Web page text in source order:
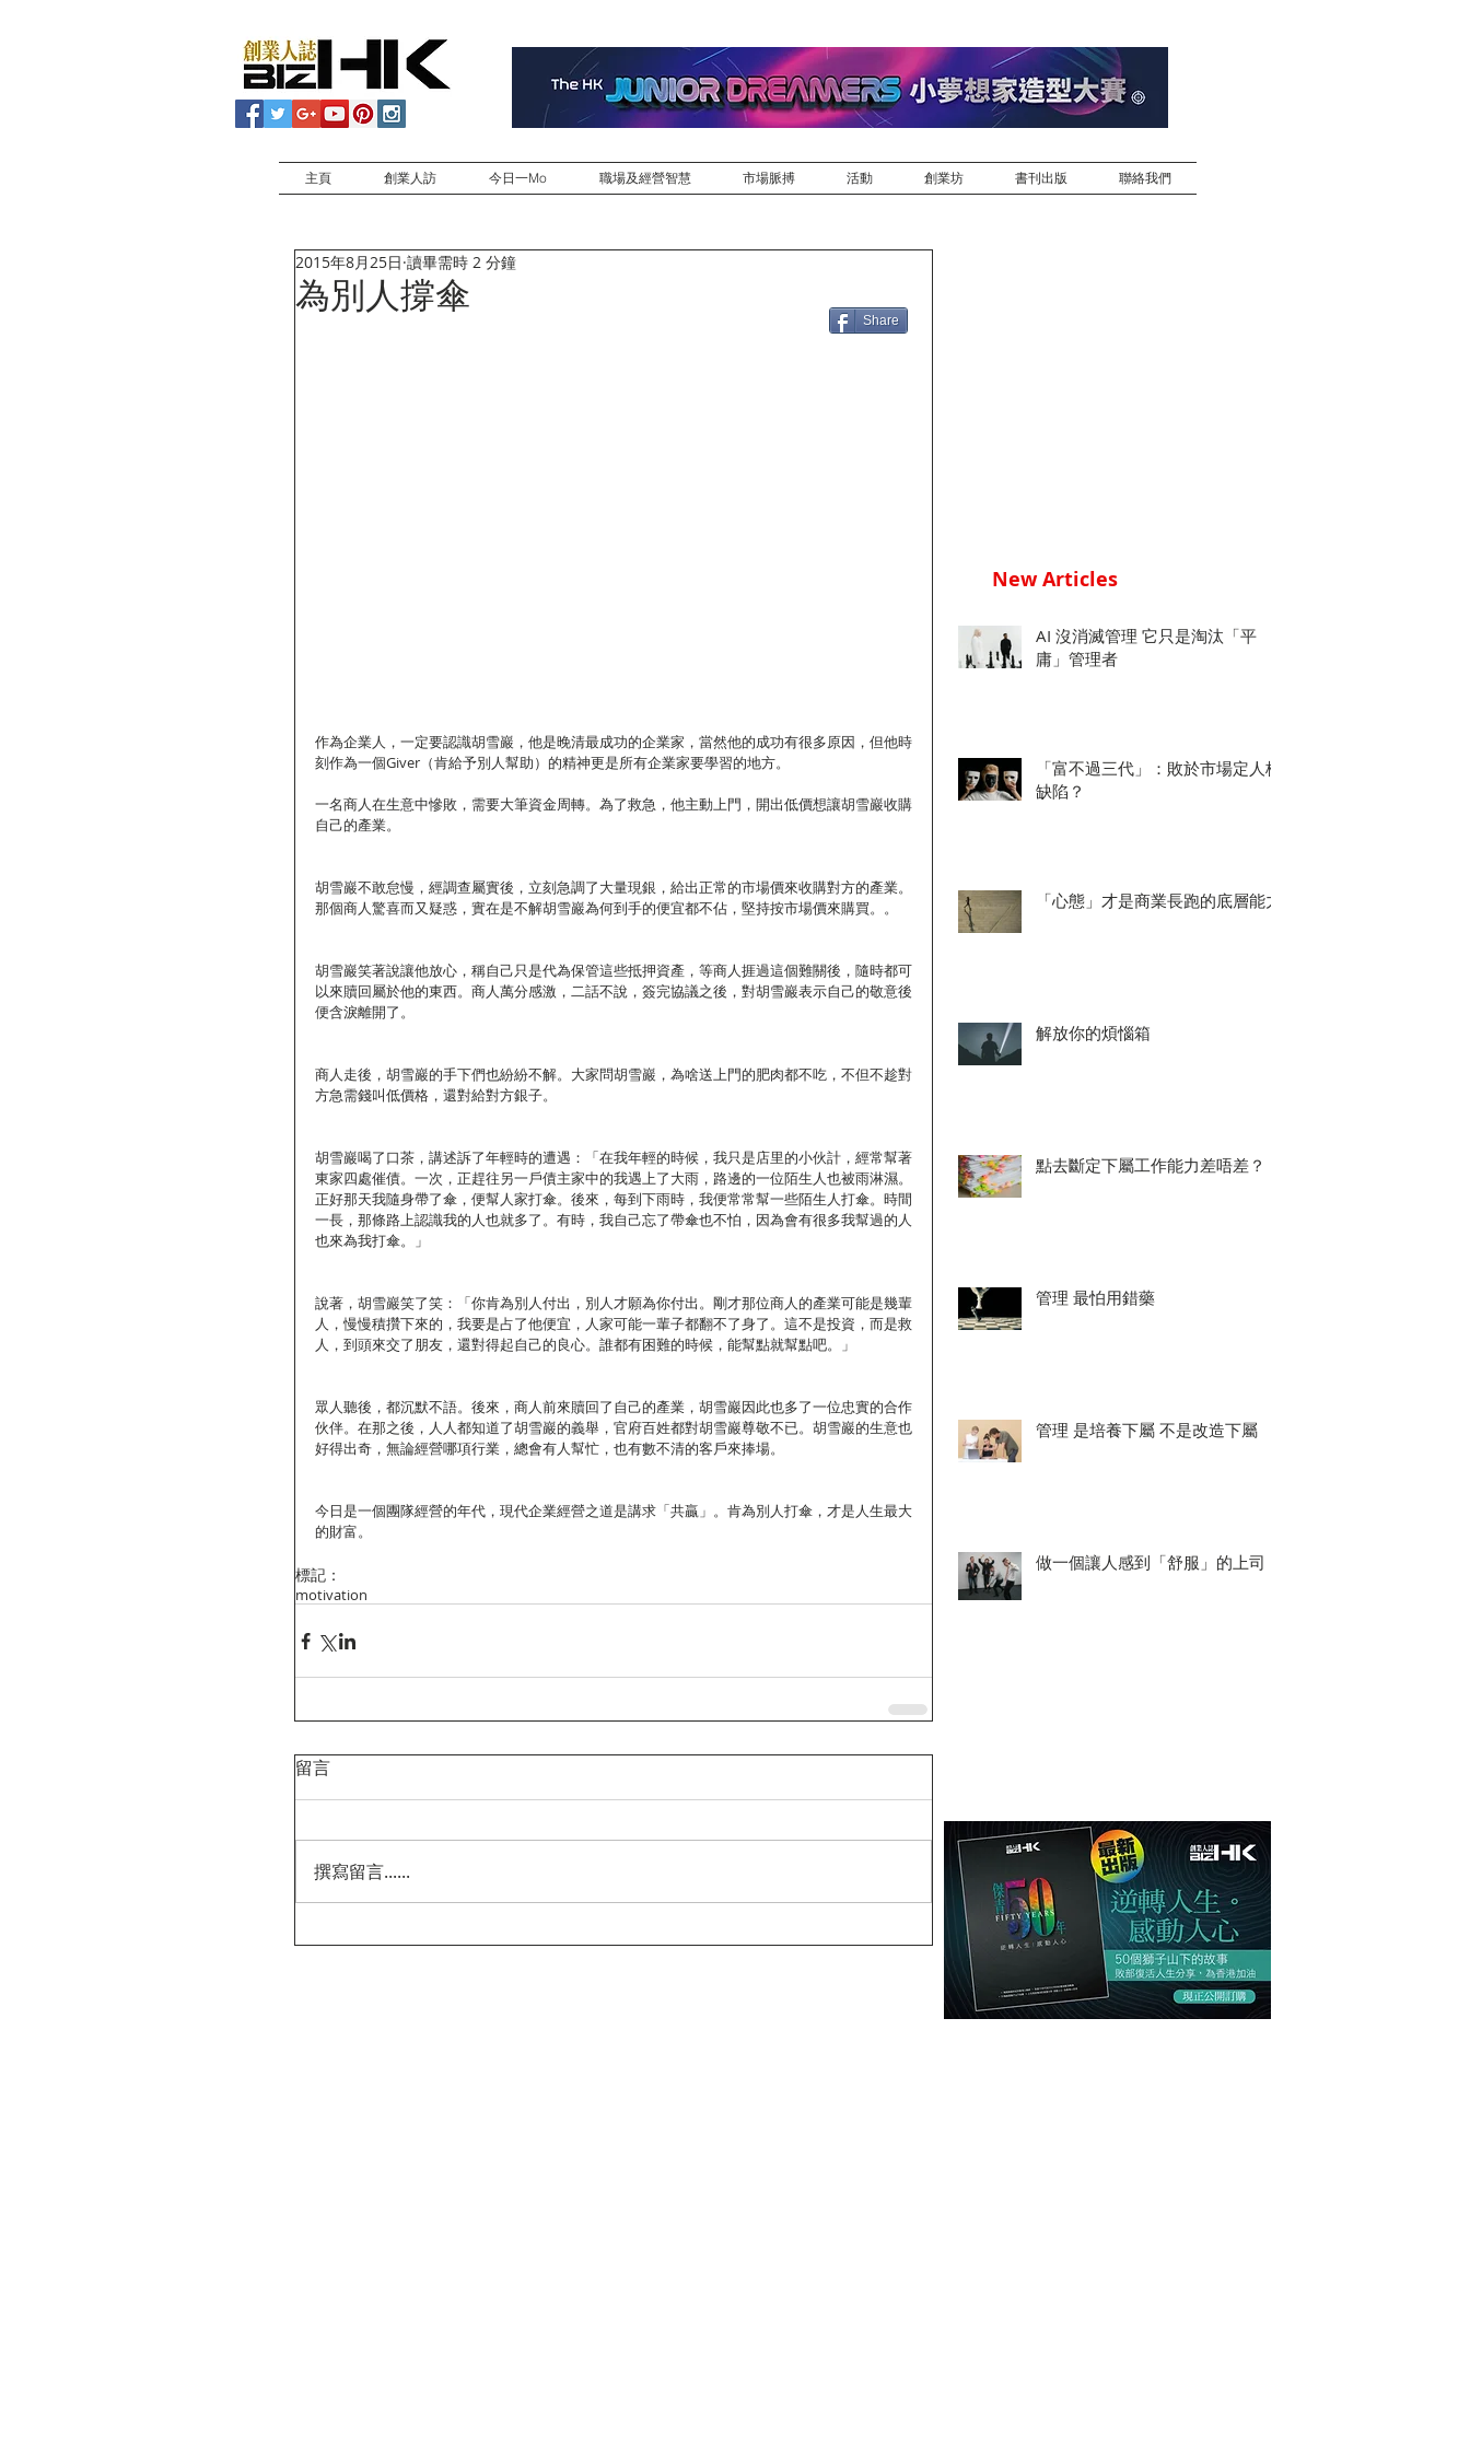
主頁 創業人訪 今日一Mo 職場及經營智慧 市場脈搏 活動 創業坊 書刊出版 聯絡我們
為別人撐傘
2015年8月25日 讀畢需時 2 分鐘
作為企業人，一定要認識胡雪巖，他是晚清最成功的企業家，當然他的成功有很多原因，但他時
刻作為一個Giver（肯給予別人幫助）的精神更是所有企業家要學習的地方。
一名商人在生意中慘敗，需要大筆資金周轉。為了救急，他主動上門，開出低價想讓胡雪巖收購
自己的產業。
胡雪巖不敢怠慢，經調查屬實後，立刻急調了大量現銀，給出正常的市場價來收購對方的產業。
那個商人驚喜而又疑惑，實在是不解胡雪巖為何到手的便宜都不佔，堅持按市場價來購買。。
胡雪巖笑著說讓他放心，稱自己只是代為保管這些抵押資產，等商人捱過這個難關後，隨時都可
以來贖回屬於他的東西。商人萬分感激，二話不說，簽完協議之後，對胡雪巖表示自己的敬意後
便含淚離開了。
商人走後，胡雪巖的手下們也紛紛不解。大家問胡雪巖，為啥送上門的肥肉都不吃，不但不趁對
方急需錢叫低價格，還對給對方銀子。
胡雪巖喝了口茶，講述訴了年輕時的遭遇：「在我年輕的時候，我只是店里的小伙計，經常幫著
東家四處催債。一次，正趕往另一戶債主家中的我遇上了大雨，路邊的一位陌生人也被雨淋濕。
正好那天我隨身帶了傘，便幫人家打傘。後來，每到下雨時，我便常常幫一些陌生人打傘。時間
一長，那條路上認識我的人也就多了。有時，我自己忘了帶傘也不怕，因為會有很多我幫過的人
也來為我打傘。」
說著，胡雪巖笑了笑：「你肯為別人付出，別人才願為你付出。剛才那位商人的產業可能是幾輩
人，慢慢積攢下來的，我要是占了他便宜，人家可能一輩子都翻不了身了。這不是投資，而是救
人，到頭來交了朋友，還對得起自己的良心。誰都有困難的時候，能幫點就幫點吧。」
眾人聽後，都沉默不語。後來，商人前來贖回了自己的產業，胡雪巖因此也多了一位忠實的合作
伙伴。在那之後，人人都知道了胡雪巖的義舉，官府百姓都對胡雪巖尊敬不已。胡雪巖的生意也
好得出奇，無論經營哪項行業，總會有人幫忙，也有數不清的客戶來捧場。
今日是一個團隊經營的年代，現代企業經營之道是講求「共贏」。肯為別人打傘，才是人生最大
的財富。
標記：
motivation
留言
撰寫留言......
Share
New Articles
AI 沒消滅管理 它只是淘汰「平
庸」管理者
「富不過三代」：敗於市場定人格
缺陷？
「心態」才是商業長跑的底層能力
解放你的煩惱箱
點去斷定下屬工作能力差唔差？
管理 最怕用錯藥
管理 是培養下屬 不是改造下屬
做一個讓人感到「舒服」的上司